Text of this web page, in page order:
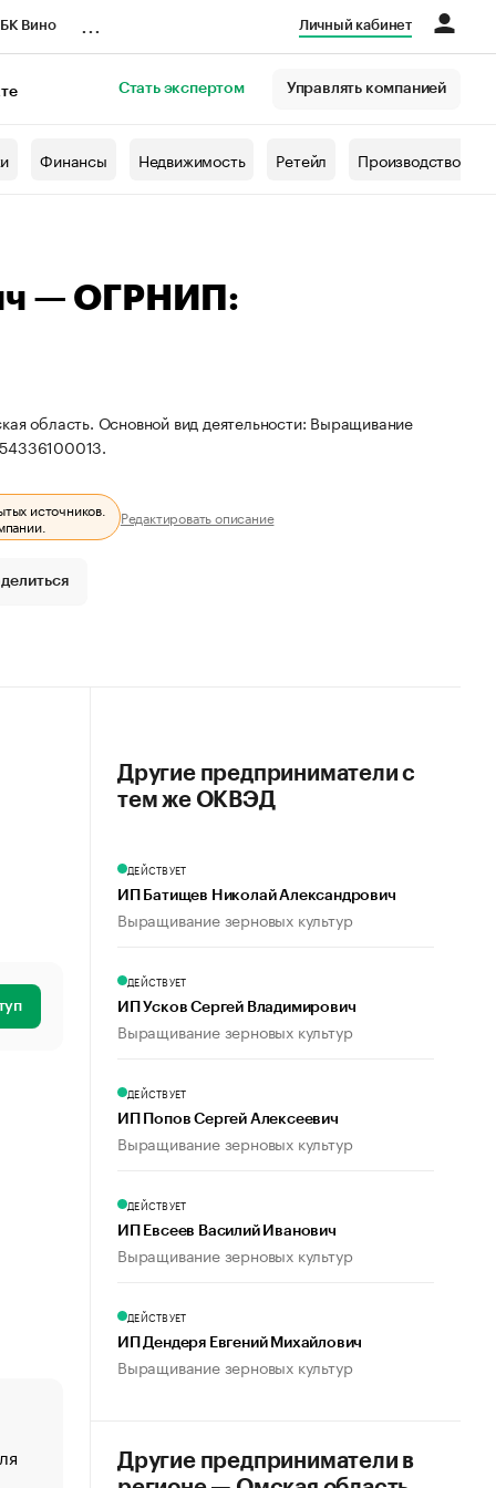
Вино Личный кабинет
Стать экспертом Управлять компанией
Финансы Недвижимость Ретейл Производство
— ОГРНИП:
область. Основной вид деятельности: Выращивание
источников.
Редактировать описание
«От спорта тело стареет иначе». Как живет глава
создавшей GTA
Другие предприниматели с
тем же ОКВЭД
ДЕЙСТВУЕТ
ИП Батищев Николай Александрович
Выращивание зерновых культур
ДЕЙСТВУЕТ
ИП Усков Сергей Владимирович
Выращивание зерновых культур
ДЕЙСТВУЕТ
ИП Попов Сергей Алексеевич
Выращивание зерновых культур
ДЕЙСТВУЕТ
ИП Евсеев Василий Иванович
Выращивание зерновых культур
ДЕЙСТВУЕТ
ИП Дендеря Евгений Михайлович
Выращивание зерновых культур
Другие предприниматели в